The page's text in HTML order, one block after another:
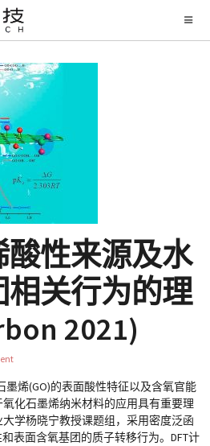
性来源及水
相关行为的理
2021)
烯(GO)的表面酸性特征以及含氧官能
化石墨烯纳米材料的应用具有重要理
学杨晓宁教授课题组，采用密度泛函
和表面含氧基团的质子转移行为。DFT计